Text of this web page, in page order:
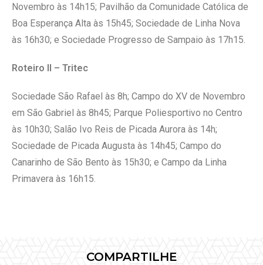
Novembro às 14h15; Pavilhão da Comunidade Católica de
Boa Esperança Alta às 15h45; Sociedade de Linha Nova
às 16h30; e Sociedade Progresso de Sampaio às 17h15.
Roteiro II – Tritec
Sociedade São Rafael às 8h; Campo do XV de Novembro
em São Gabriel às 8h45; Parque Poliesportivo no Centro
às 10h30; Salão Ivo Reis de Picada Aurora às 14h;
Sociedade de Picada Augusta às 14h45; Campo do
Canarinho de São Bento às 15h30; e Campo da Linha
Primavera às 16h15.
COMPARTILHE